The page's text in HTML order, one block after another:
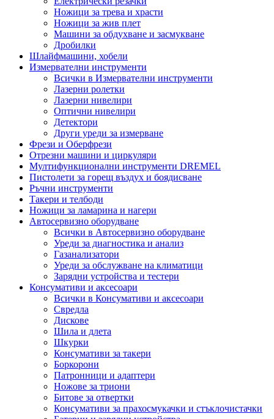
Ножици за трева и храсти
Ножици за жив плет
Машини за обдухване и засмукване
Дробилки
Шлайфмашини, хобели
Измервателни инструменти
Всички в Измервателни инструменти
Лазерни ролетки
Лазерни нивелири
Оптични нивелири
Детектори
Други уреди за измерване
Фрези и Оберфрези
Отрезни машини и циркуляри
Мултифункционални инструменти DREMEL
Пистолети за горещ въздух и боядисване
Ръчни инструменти
Такери и телбоди
Ножици за ламарина и нагери
Автосервизно оборудване
Всички в Автосервизно оборудване
Уреди за диагностика и анализ
Газанализатори
Уреди за обслужване на климатици
Зарядни устройства и тестери
Консумативи и аксесоари
Всички в Консумативи и аксесоари
Свредла
Дискове
Шила и длета
Шкурки
Консумативи за такери
Боркорони
Патронници и адаптери
Ножове за триони
Битове за отвертки
Консумативи за прахосмукачки и стъклочистачки